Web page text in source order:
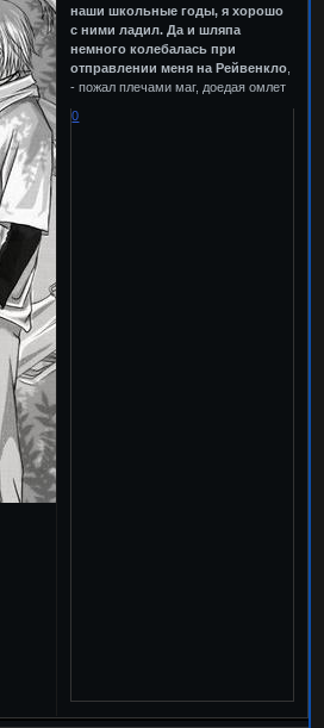
наши школьные годы, я хорошо
с ними ладил. Да и шляпа
немного колебалась при
отправлении меня на Рейвенкло
- пожал плечами маг, доедая омлет
0